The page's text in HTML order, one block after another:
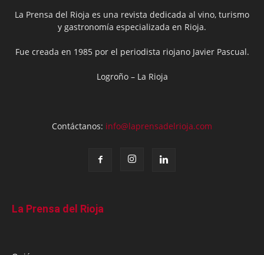
La Prensa del Rioja es una revista dedicada al vino, turismo
y gastronomía especializada en Rioja.
Fue creada en 1985 por el periodista riojano Javier Pascual.
Logroño – La Rioja
Contáctanos: info@laprensadelrioja.com
La Prensa del Rioja